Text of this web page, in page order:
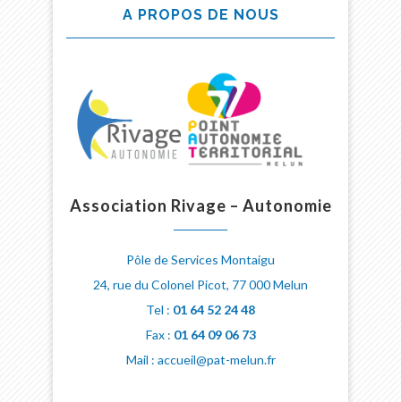
A PROPOS DE NOUS
Association Rivage – Autonomie
Pôle de Services Montaigu
24, rue du Colonel Picot, 77 000 Melun
Tel : 01 64 52 24 48
Fax : 01 64 09 06 73
Mail : accueil@pat-melun.fr